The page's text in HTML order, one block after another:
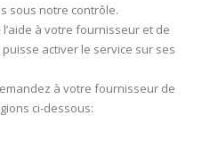
sous notre contrôle.
à votre fournisseur et de
activer le service sur ses
à votre fournisseur de
ci-dessous: